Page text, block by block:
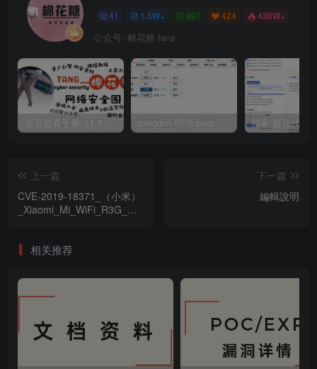
41 1.5W+ 991 424 436W+
公众号: 棉花糖 fans
会员必看手册（1.9.0版本 26.4.5更新） mingdon 明动 burp插件0.2.6版本 本地时间校验去除版
上一篇
CVE-2019-18371_（小米）
_Xiaomi_Mi_WiFi_R3G_任
下一篇
編輯說明
相关推荐